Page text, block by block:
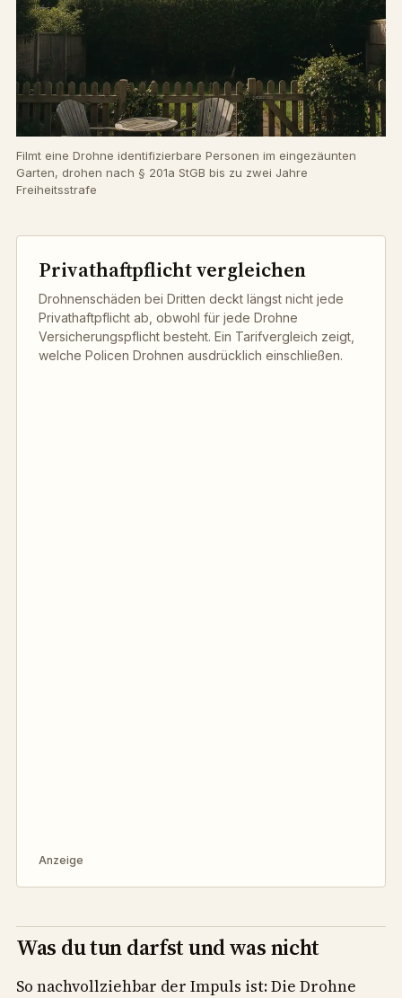
Filmt eine Drohne identifizierbare Personen im eingezäunten
Garten, drohen nach § 201a StGB bis zu zwei Jahre
Freiheitsstrafe
Privathaftpflicht vergleichen
Drohnenschäden bei Dritten deckt längst nicht jede
Privathaftpflicht ab, obwohl für jede Drohne
Versicherungspflicht besteht. Ein Tarifvergleich zeigt,
welche Policen Drohnen ausdrücklich einschließen.
Anzeige
Was du tun darfst und was nicht
So nachvollziehbar der Impuls ist: Die Drohne